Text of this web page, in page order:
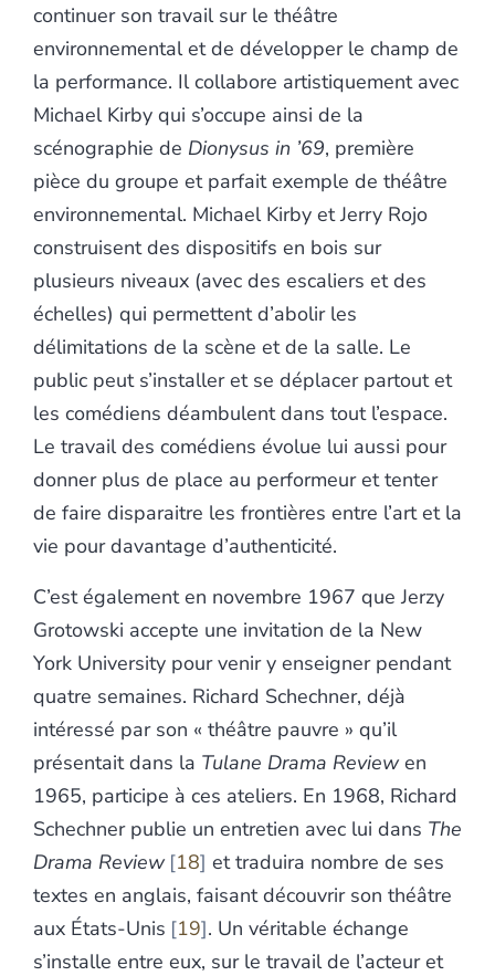
continuer son travail sur le théâtre
environnemental et de développer le champ de
la performance. Il collabore artistiquement avec
Michael Kirby qui s’occupe ainsi de la
scénographie de Dionysus in ’69, première
pièce du groupe et parfait exemple de théâtre
environnemental. Michael Kirby et Jerry Rojo
construisent des dispositifs en bois sur
plusieurs niveaux (avec des escaliers et des
échelles) qui permettent d’abolir les
délimitations de la scène et de la salle. Le
public peut s’installer et se déplacer partout et
les comédiens déambulent dans tout l’espace.
Le travail des comédiens évolue lui aussi pour
donner plus de place au performeur et tenter
de faire disparaitre les frontières entre l’art et la
vie pour davantage d’authenticité.
C’est également en novembre 1967 que Jerzy
Grotowski accepte une invitation de la New
York University pour venir y enseigner pendant
quatre semaines. Richard Schechner, déjà
intéressé par son « théâtre pauvre » qu’il
présentait dans la Tulane Drama Reviewen
1965, participe à ces ateliers. En 1968, Richard
Schechner publie un entretien avec lui dans The
Drama Review 18 et traduira nombre de ses
textes en anglais, faisant découvrir son théâtre
aux États-Unis 19 . Un véritable échange
s’installe entre eux, sur le travail de l’acteur et